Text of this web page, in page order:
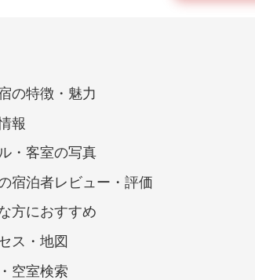
の特徴・魅力
報
・客室の写真
宿泊者レビュー・評価
方におすすめ
ス・地図
空室検索